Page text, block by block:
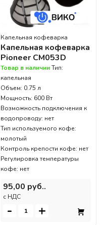
Капельная кофеварка
Капельная кофеварка
Pioneer CM053D
Товар в наличииТип:
капельная
Объем: 0.75 л
Мощность: 600 Вт
Возможность подключения к
водопроводу: нет
Тип используемого кофе:
молотый
Контроль крепости кофе: нет
Регулировка температуры
кофе: нет
95,00 руб..
c НДС
- +